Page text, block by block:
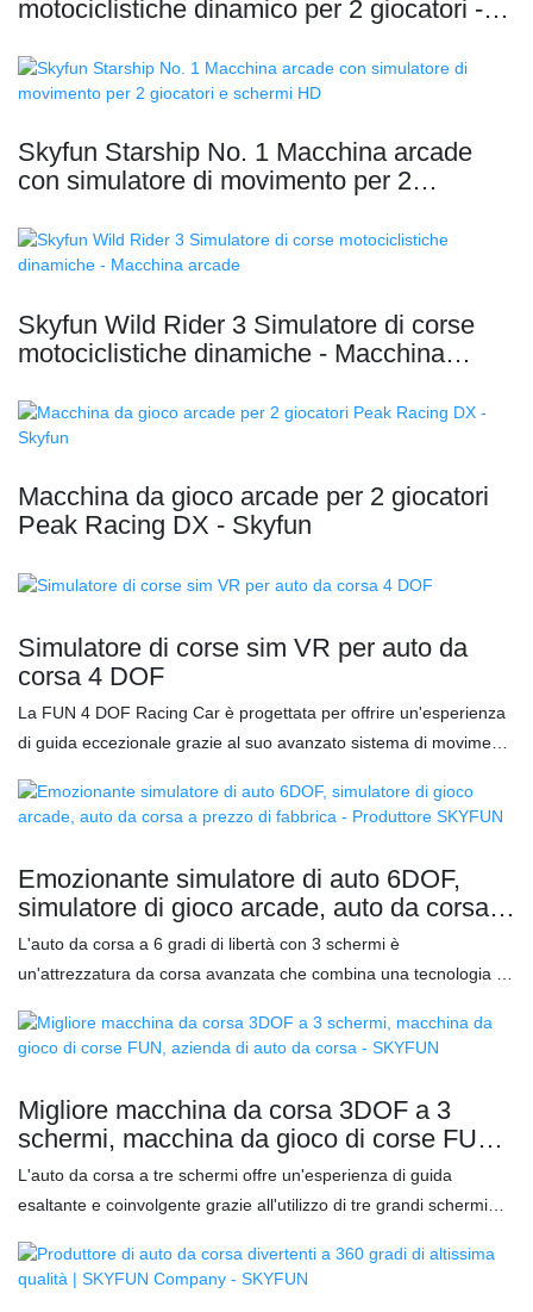
motociclistiche dinamico per 2 giocatori -
Skyfun Starship No. 1 Macchina arcade
con simulatore di movimento per 2
Skyfun Wild Rider 3 Simulatore di corse
motociclistiche dinamiche - Macchina
Macchina da gioco arcade per 2 giocatori
Peak Racing DX - Skyfun
Simulatore di corse sim VR per auto da
corsa 4 DOF
La FUN 4 DOF Racing Car è progettata per offrire un'esperienza
di guida eccezionale grazie al suo avanzato sistema di movimento
un'esperienza di guida più coinvolgente. L'ampio schermo LCD
curvo frontale crea un impatto visivo straordinario, migliorando il
al volante professionale Logitech G29, questa auto da corsa offre
un controllo e una reattività superiori, garantendo un'esperienza
di guida immersiva e di alta qualità che porta il tuo gioco a un
livello superiore. Rispetto a prodotti simili sul mercato, la FUN 4
DOF Racing Car vanta vantaggi ineguagliabili in termini di
prestazioni, qualità, aspetto, ecc., e gode di un'ottima
migliora continuamente. Le specifiche della FUN 4 DOF Racing
Car possono essere personalizzate in base alle tue esigenze.
Emozionante simulatore di auto 6DOF,
simulatore di gioco arcade, auto da corsa a
prezzo di fabbrica - Produttore SKYFUN
L'auto da corsa a 6 gradi di libertà con 3 schermi è
un'attrezzatura da corsa avanzata che combina una tecnologia di
emozionanti per offrire ai giocatori un'esperienza di guida
realistica. Caratteristiche: ✅ Lo schermo ad alta definizione su tre
Riproduce accuratamente il feedback in tempo reale su impatti
dell'auto, curve e sensazioni stradali ✅ Volante da corsa
professionale con prestazioni di maneggevolezza superiori
Migliore macchina da corsa 3DOF a 3
schermi, macchina da gioco di corse FUN,
azienda di auto da corsa - SKYFUN
L'auto da corsa a tre schermi offre un'esperienza di guida
esaltante e coinvolgente grazie all'utilizzo di tre grandi schermi
configurazione offre un ampio campo visivo, permettendo ai
giocatori di sentirsi davvero al volante di un veicolo ad alta